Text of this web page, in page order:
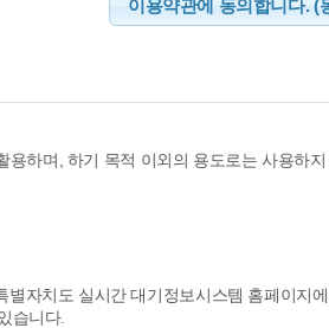
는 범위에서 본 약관을 변경할 수 있습니다
1항과 같은 방법으로 효력이 발생합니다.
자치도대기정보의 서비스 제공 및 신청인
법령과 상 관습에 의합니다.
다.
보가 제공하는 예·경보[미세먼지(PM-
림톡 인증 등 확인 절차를 거친 자
자치도대기정보가 제공하는 서비스를 이
표시
이용약관에 동의합니다. (
하며, 하기 목적 이외의 용도로는 사용하지
자치도 실시간 대기정보시스템 홈페이지
습니다.